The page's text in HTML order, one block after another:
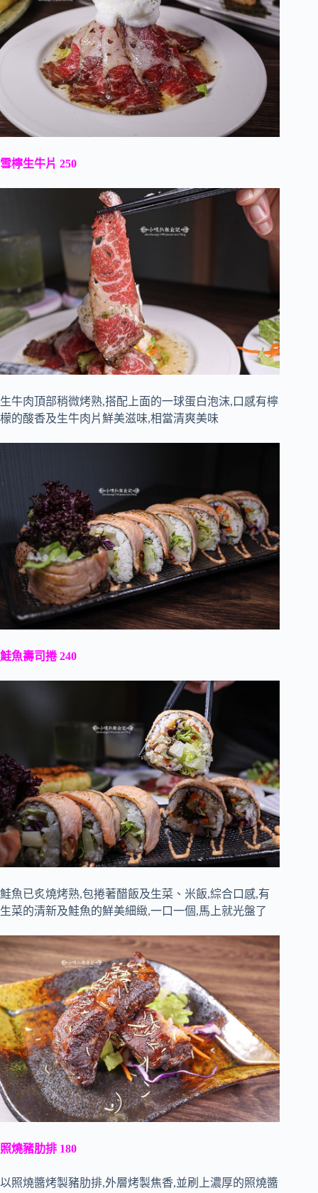
雪檸生牛片 250
生牛肉頂部稍微烤熟,搭配上面的一球蛋白泡沫,口感有檸
檬的酸香及生牛肉片鮮美滋味,相當清爽美味
鮭魚壽司捲 240
鮭魚已炙燒烤熟,包捲著醋飯及生菜、米飯,綜合口感,有
生菜的清新及鮭魚的鮮美細緻,一口一個,馬上就光盤了
照燒豬肋排 180
以照燒醬烤製豬肋排,外層烤製焦香,並刷上濃厚的照燒醬